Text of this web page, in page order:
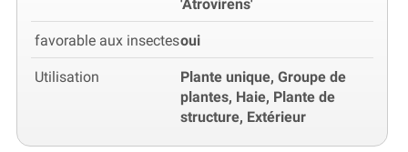
'Atrovirens'
favorable aux insectesoui
Utilisation
Plante unique, Groupe de
plantes, Haie, Plante de
structure, Extérieur